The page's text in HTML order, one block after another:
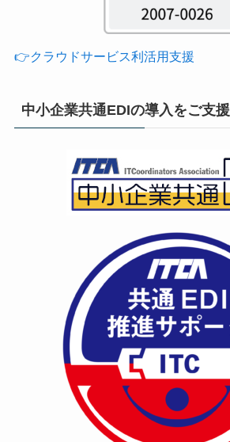
👉クラウドサービス利活用支援
中小企業共通EDIの導入をご支援